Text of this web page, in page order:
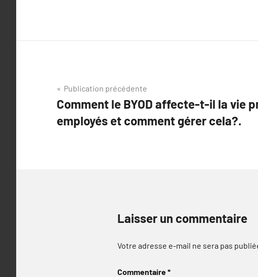
Navigation
de
l’article
Publication précédente
Comment le BYOD affecte-t-il la vie
employés et comment gérer cela?.
Laisser un commentaire
Votre adresse e-mail ne sera pas
Commentaire*